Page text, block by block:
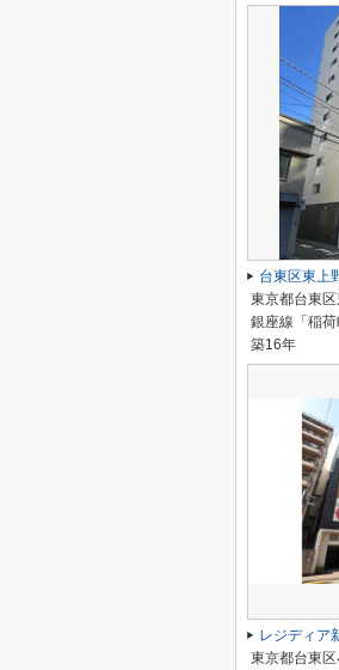
台東区東上
東京都台東
銀座線「稲
築16年
レジディア
東京都台東